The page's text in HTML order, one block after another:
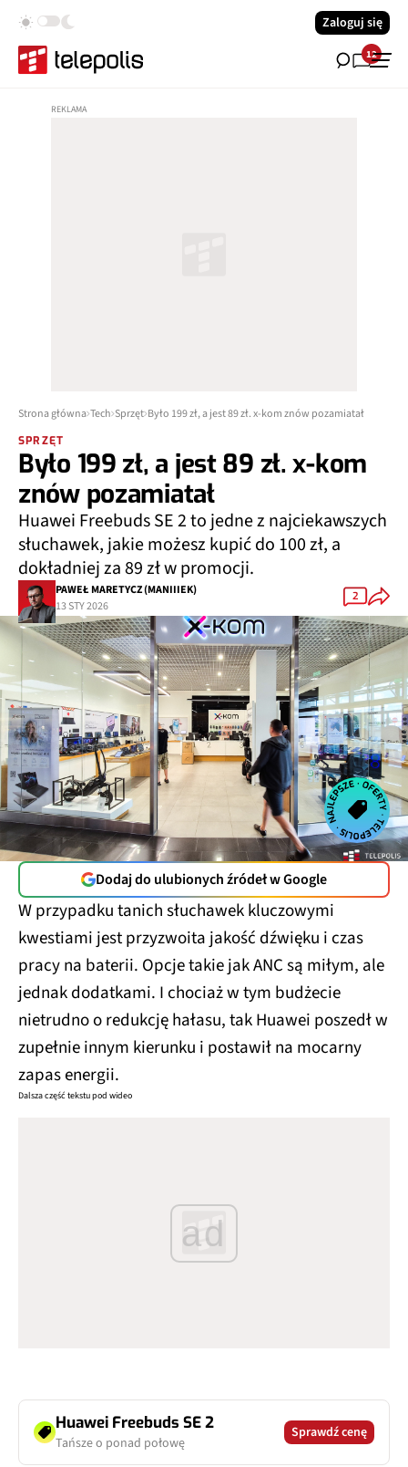
Zaloguj się
12
Strona główna Tech Sprzęt Było 199 zł, a jest 89 zł. x-kom znów pozamiatał
SPRZĘT
Było 199 zł, a jest 89 zł. x-kom
znów pozamiatał
Huawei Freebuds SE 2 to jedne z najciekawszych
słuchawek, jakie możesz kupić do 100 zł, a
dokładniej za 89 zł w promocji.
PAWEŁ MARETYCZ (MANIIIEK)
13 STY 2026
2
Dodaj do ulubionych źródeł w Google
W przypadku tanich słuchawek kluczowymi
kwestiami jest przyzwoita jakość dźwięku i czas
pracy na baterii. Opcje takie jak ANC są miłym, ale
jednak dodatkami. I chociaż w tym budżecie
nietrudno o redukcję hałasu, tak Huawei poszedł w
zupełnie innym kierunku i postawił na mocarny
zapas energii.
Dalsza część tekstu pod wideo
ad
Huawei Freebuds SE 2
Tańsze o ponad połowę
Sprawdź cenę